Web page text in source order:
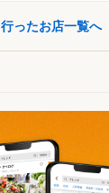
行ったお店一覧へ